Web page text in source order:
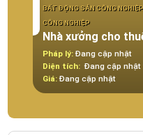
BẤT ĐỘNG SẢN CÔNG
CÔNG NGHIỆP
Nhà xưởng cho
Pháp lý: Đang cập nhật
Diện tích: Đang cập nhật
Giá: Đang cập nhật